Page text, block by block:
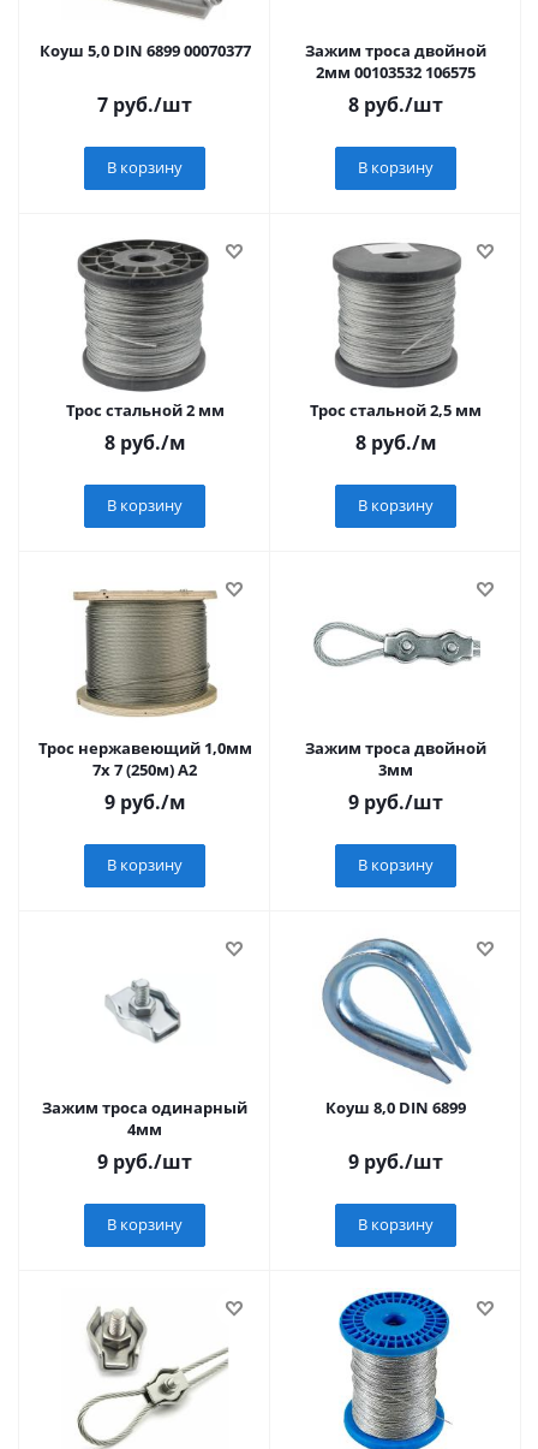
Коуш 5,0 DIN 6899 00070377
7 руб./шт
В корзину
Зажим троса двойной
2мм 00103532 106575
8 руб./шт
В корзину
Трос стальной 2 мм
8руб./м
В корзину
Трос стальной 2,5 мм
8руб./м
В корзину
Трос нержавеющий 1,0мм
7x 7 (250м) A2
9руб./м
В корзину
Зажим троса двойной
3мм
9 руб./шт
В корзину
Зажим троса одинарный
4мм
9 руб./шт
В корзину
Коуш 8,0 DIN 6899
9 руб./шт
В корзину